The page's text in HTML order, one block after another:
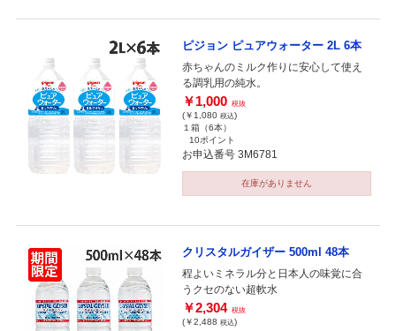
ピジョン ピュアウォーター 2L 6本
赤ちゃんのミルク作りに安心して使え
る調乳用の純水。
￥1,000 税抜
(￥1,080 税込)
１箱（6本）
10ポイント
お申込番号 3M6781
在庫がありません
クリスタルガイザー 500ml 48本
程よいミネラル分と日本人の味覚に合
うクセのない超軟水
￥2,304 税抜
(￥2,488 税込)